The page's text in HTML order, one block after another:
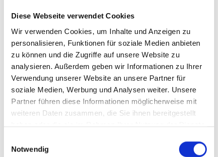
Diese Webseite verwendet Cookies
Wir verwenden Cookies, um Inhalte und Anzeigen zu
personalisieren, Funktionen für soziale Medien anbieten
zu können und die Zugriffe auf unsere Website zu
analysieren. Außerdem geben wir Informationen zu Ihrer
Verwendung unserer Website an unsere Partner für
soziale Medien, Werbung und Analysen weiter. Unsere
Partner führen diese Informationen möglicherweise mit
weiteren Daten zusammen, die Sie ihnen bereitgestellt
haben oder die sie im Rahmen Ihrer Nutzung der Dienste
Notwendig
IN DEN WARENKORB
Produktdetails
ÄHNLICHE PRODUKTE